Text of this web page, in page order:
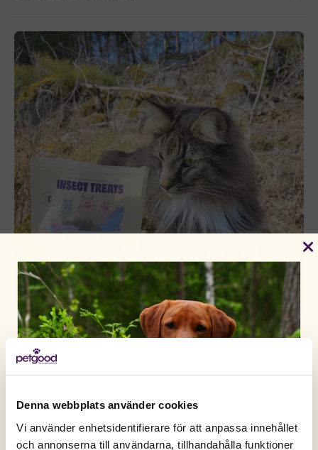
Denna webbplats använder cookies
Vi använder enhetsidentifierare för att anpassa innehållet
och annonserna till användarna, tillhandahålla funktioner